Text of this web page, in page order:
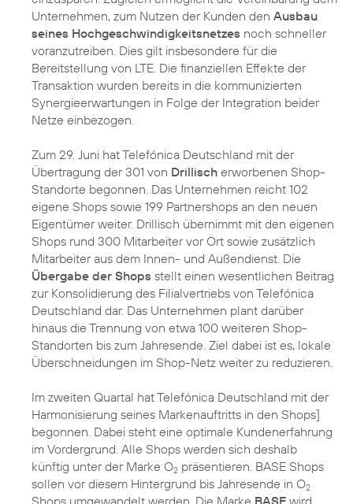
Unternehmen, zum Nutzen der Kunden den Ausbau
seines Hochgeschwindigkeitsnetzes noch schneller
voranzutreiben. Dies gilt insbesondere für die
Bereitstellung von LTE. Die finanziellen Effekte der
Transaktion wurden bereits in die kommunizierten
Synergieerwartungen in Folge der Integration beider
Netze einbezogen.
Zum 29. Juni hat Telefónica Deutschland mit der
Übertragung der 301 von Drillisch erworbenen Shop-
Standorte begonnen. Das Unternehmen reicht 102
eigene Shops sowie 199 Partnershops an den neuen
Eigentümer weiter. Drillisch übernimmt mit den eigenen
Shops rund 300 Mitarbeiter vor Ort sowie zusätzlich
Mitarbeiter aus dem Innen- und Außendienst. Die
Übergabe der Shops stellt einen wesentlichen Beitrag
zur Konsolidierung des Filialvertriebs von Telefónica
Deutschland dar. Das Unternehmen plant darüber
hinaus die Trennung von etwa 100 weiteren Shop-
Standorten bis zum Jahresende. Ziel dabei ist es, lokale
Überschneidungen im Shop-Netz weiter zu reduzieren.
Im zweiten Quartal hat Telefónica Deutschland mit der
Harmonisierung seines Markenauftritts in den Shops]
begonnen. Dabei steht eine optimale Kundenerfahrung
im Vordergrund. Alle Shops werden sich deshalb
künftig unter der Marke O2 präsentieren. BASE Shops
sollen vor diesem Hintergrund bis Jahresende in O2
Shops umgewandelt werden. Die Marke BASE wird